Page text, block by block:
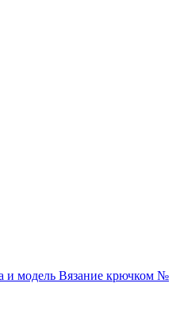
и модель Вязание крючком №